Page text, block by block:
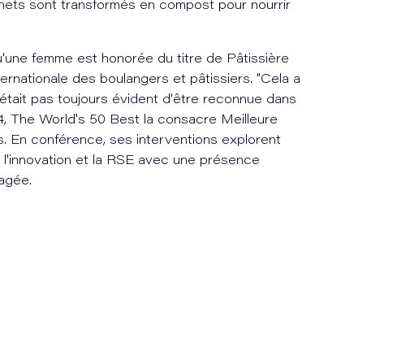
sont transformés en compost pour nourrir
femme est honorée du titre de Pâtissière
des boulangers et pâtissiers. "Cela a
pas toujours évident d'être reconnue dans
The World's 50 Best la consacre Meilleure
En conférence, ses interventions explorent
l'innovation et la RSE avec une présence